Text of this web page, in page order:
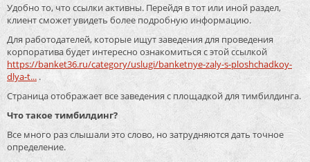
Удобно то, что ссылки активны. Перейдя в тот или иной раздел,
клиент сможет увидеть более подробную информацию.
Для работодателей, которые ищут заведения для проведения
корпоратива будет интересно ознакомиться с этой ссылкой
https://banket36.ru/category/uslugi/banketnye-zaly-s-ploshchadkoy-
dlya-t... .
Страница отображает все заведения с площадкой для тимбилдинга.
Что такое тимбилдинг?
Все много раз слышали это слово, но затрудняются дать точное
определение.